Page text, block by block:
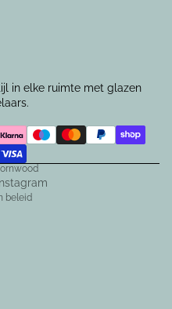
in elke ruimte met glazen
beleid